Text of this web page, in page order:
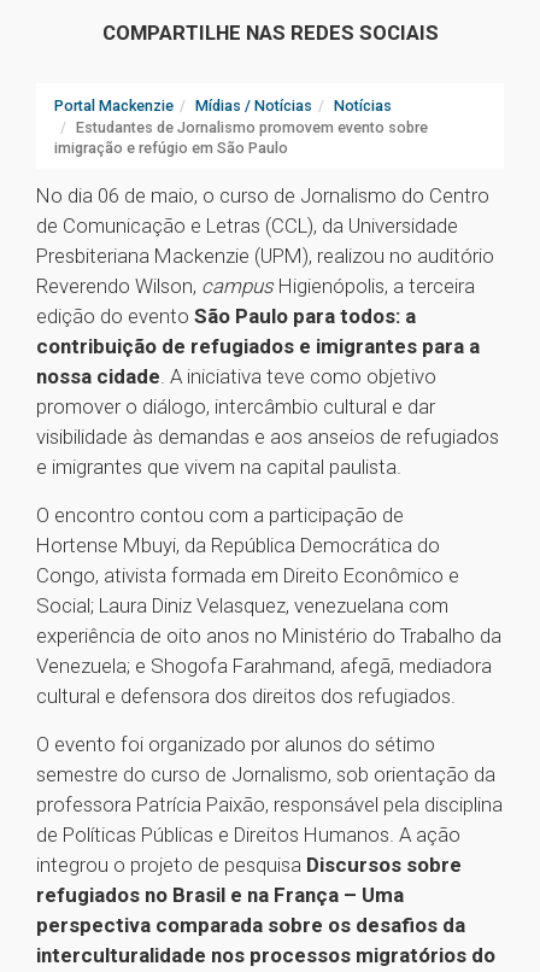
COMPARTILHE NAS REDES SOCIAIS
Portal Mackenzie Mídias / Notícias
Notícias
Estudantes de Jornalismo promovem evento sobre
imigração e refúgio em São Paulo
No dia 06 de maio, o curso de Jornalismo do Centro
de Comunicação e Letras (CCL), da Universidade
Presbiteriana Mackenzie (UPM), realizou no auditório
Reverendo Wilson, campus Higienópolis, a terceira
edição do evento São Paulo para todos: a
contribuição de refugiados e imigrantes para a
nossa cidade. A iniciativa teve como objetivo
promover o diálogo, intercâmbio cultural e dar
visibilidade às demandas e aos anseios de refugiados
e imigrantes que vivem na capital paulista.
O encontro contou com a participação de
Hortense Mbuyi, da República Democrática do
Congo, ativista formada em Direito Econômico e
Social; Laura Diniz Velasquez, venezuelana com
experiência de oito anos no Ministério do Trabalho da
Venezuela; e Shogofa Farahmand, afegã, mediadora
cultural e defensora dos direitos dos refugiados.
O evento foi organizado por alunos do sétimo
semestre do curso de Jornalismo, sob orientação da
professora Patrícia Paixão, responsável pela disciplina
de Políticas Públicas e Direitos Humanos. A ação
integrou o projeto de pesquisa Discursos sobre
refugiados no Brasil e na França – Uma
perspectiva comparada sobre os desafios da
interculturalidade nos processos migratórios do